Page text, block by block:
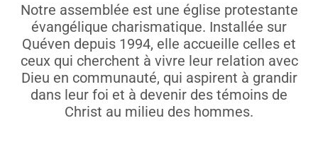
Notre assemblée est une église protestante
évangélique charismatique. Installée sur
Quéven depuis 1994, elle accueille celles et
ceux qui cherchent à vivre leur relation avec
Dieu en communauté, qui aspirent à grandir
dans leur foi et à devenir des témoins de
Christ au milieu des hommes.